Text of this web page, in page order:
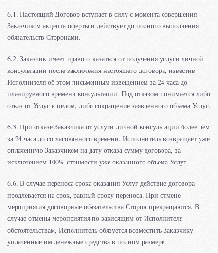
6.1. Настоящий Договор вступает в силу с момента совершения
Заказчиком акцепта оферты и действует до полного выполнения
обязательств Сторонами.
6.2. Заказчик имеет право отказаться от получения услуги личной
консультации после заключения настоящего договора, известив
Исполнителя об этом письменным извещением за 24 часа до
планируемого времени консультации. Под отказом понимается либо
отказ от Услуг в целом, либо сокращение заявленного объема Услуг.
6.3. При отказе Заказчика от услуги личной консультации более чем
за 24 часа до согласованного времени, Исполнитель возвращает уже
оплаченную Заказчиком на дату отказа сумму договора, за
исключением 100% стоимости уже оказанного объема Услуг.
6.6. В случае переноса срока оказания Услуг действие договора
продлевается на срок, равный сроку переноса. При отмене
мероприятия договорные обязательства Сторон прекращаются. В
случае отмены мероприятия по зависящим от Исполнителя
обстоятельствам, Исполнитель обязуется возместить Заказчику
уплаченные им денежные средства в полном размере.